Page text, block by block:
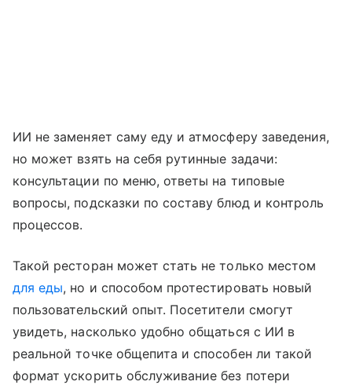
ИИ не заменяет саму еду и атмосферу заведения,
но может взять на себя рутинные задачи:
консультации по меню, ответы на типовые
вопросы, подсказки по составу блюд и контроль
процессов.
Такой ресторан может стать не только местом
для еды, но и способом протестировать новый
пользовательский опыт. Посетители смогут
увидеть, насколько удобно общаться с ИИ в
реальной точке общепита и способен ли такой
формат ускорить обслуживание без потери